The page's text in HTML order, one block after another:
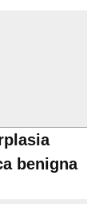
benigna